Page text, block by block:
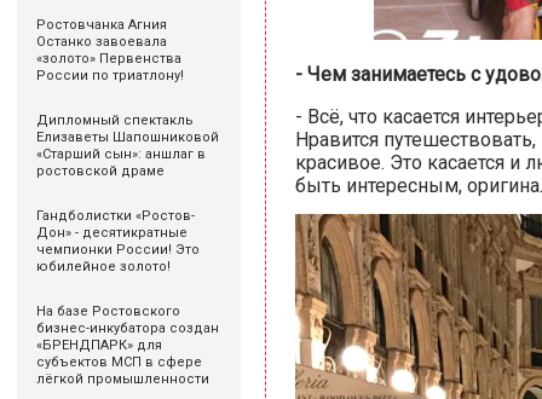
Ростовчанка Агния
Останко завоевала
«золото» Первенства
России по триатлону!
Дипломный спектакль
Елизаветы Шапошниковой
«Старший сын»: аншлаг в
ростовской драме
Гандболистки «Ростов-
Дон» - десятикратные
чемпионки России! Это
юбилейное золото!
На базе Ростовского
бизнес-инкубатора создан
«БРЕНДПАРК» для
субъектов МСП в сфере
лёгкой промышленности
- Чем занимаетесь с
- Всё, что касается
Нравится
красивое. Это касается и
быть интересным,